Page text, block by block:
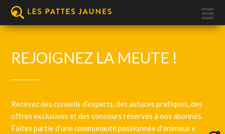
REJOIGNEZ LA MEUTE !
Recevez des conseils d’experts, des astuces pratiques, des
offres exclusives et des concours réservés à nos abonnés.
Faites partie d’une communauté passionnée d’animaux et ne